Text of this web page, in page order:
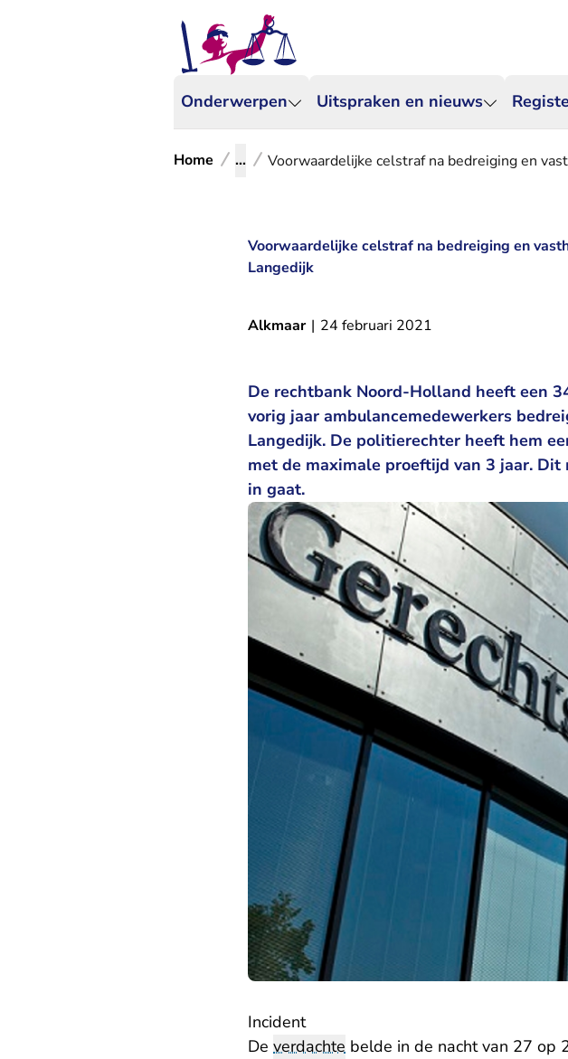
Onderwerpen Uitspraken en nieuws
Home ... Voorwaardelijke celstraf na bedreiging en
Voorwaardelijke celstraf na bedreiging en
Langedijk
Alkmaar | 24 februari 2021
De rechtbank Noord-Holland heeft een
vorig jaar ambulancemedewerkers
Langedijk. De politierechter heeft hem
met de maximale proeftijd van 3 jaar.
in gaat.
Incident
De verdachte belde in de nacht van 27 op